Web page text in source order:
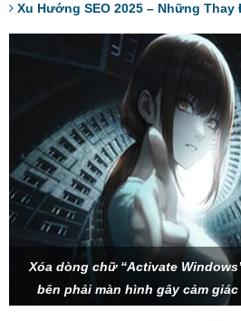
AI và tìm kiếm bằng giọng nói
Xu Hướng SEO 2025 – Những Thay
Xóa dòng chữ “Activate
bên phải màn hình gây cảm